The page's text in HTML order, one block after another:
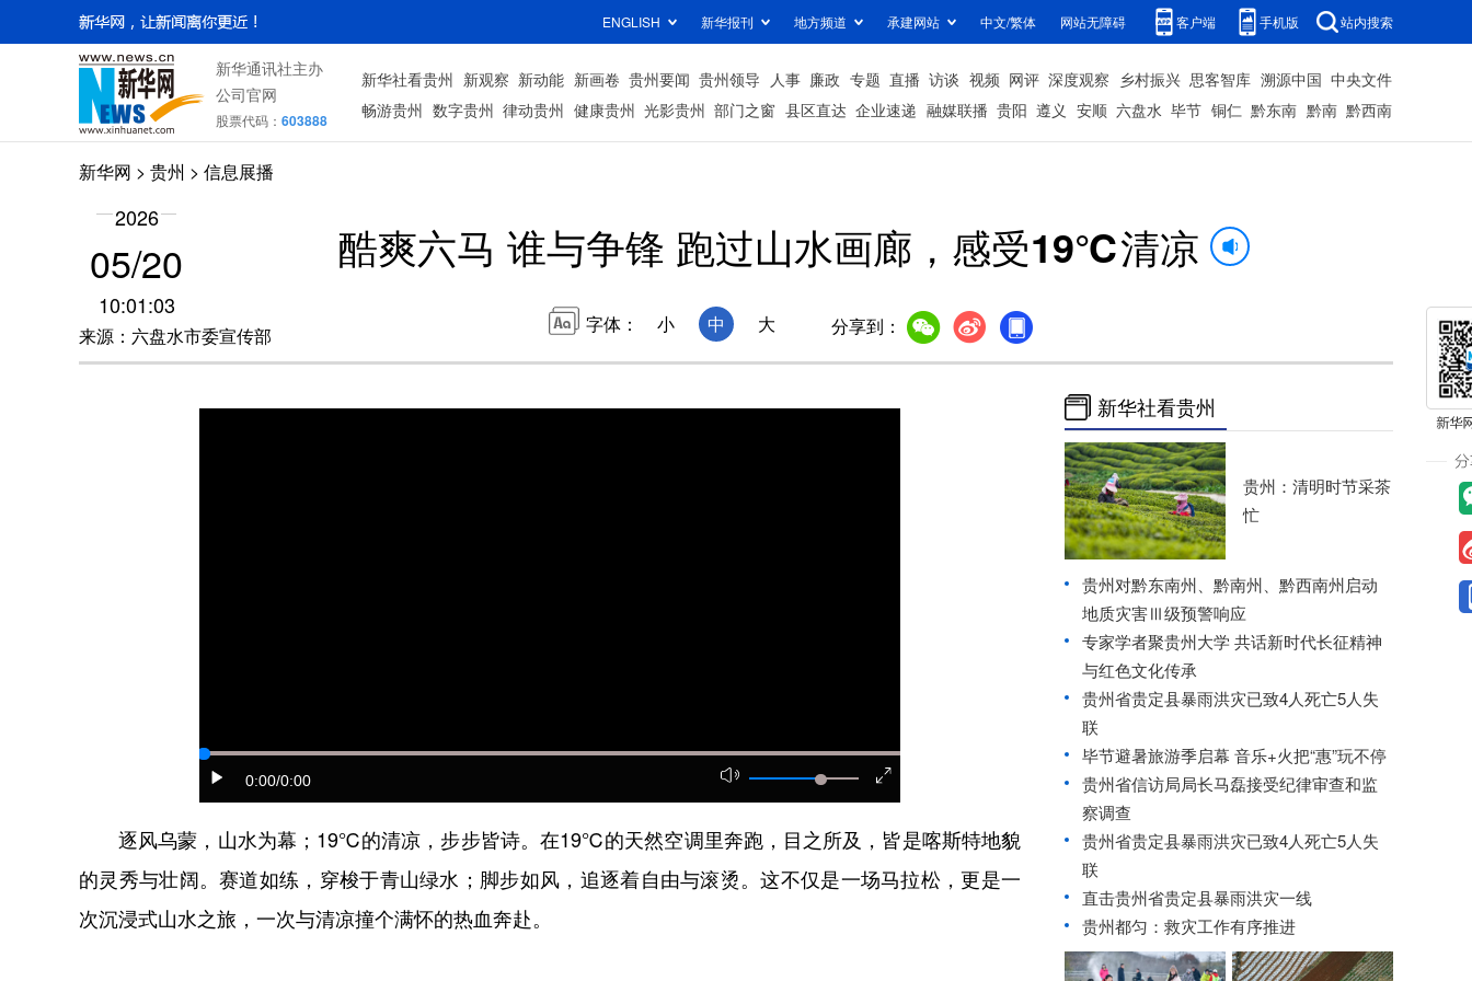
ENGLISH 新华报刊 地方频道 承建网站 中文/繁体 网站无障碍 客户端 手机版 站内搜索
新华通讯社主办
公司官网
股票代码： 603888
新华社看贵州 新观察 新动能 新画卷 贵州要闻 贵州领导 人事 廉政 专题 直播 访谈 视频 网评 深度观察 乡村振兴 思客智库 溯源中国 中央文件
畅游贵州 数字贵州 律动贵州 健康贵州 光影贵州 部门之窗 县区直达 企业速递 融媒联播 贵阳 遵义 安顺 六盘水 毕节 铜仁 黔东南 黔南 黔西南
新华网 > 贵州 > 信息展播
2026
05/20
10:01:03
来源：六盘水市委宣传部
酷爽六马 谁与争锋 跑过山水画廊，感受19℃清凉
字体： 小 中 大 分享到：
0:00/0:00
逐风乌蒙，山水为幕；19℃的清凉，步步皆诗。在19℃的天然空调里奔跑，目之所及，皆是喀斯特地貌
的灵秀与壮阔。赛道如练，穿梭于青山绿水；脚步如风，追逐着自由与滚烫。这不仅是一场马拉松，更是一
次沉浸式山水之旅，一次与清凉撞个满怀的热血奔赴。
新华社看贵州
贵州：清明时节采茶
忙
贵州对黔东南州、黔南州、黔西南州启动
地质灾害Ⅲ级预警响应
专家学者聚贵州大学 共话新时代长征精神
与红色文化传承
贵州省贵定县暴雨洪灾已致4人死亡5人失
联
毕节避暑旅游季启幕 音乐+火把“惠”玩不停
贵州省信访局局长马磊接受纪律审查和监
察调查
贵州省贵定县暴雨洪灾已致4人死亡5人失
联
直击贵州省贵定县暴雨洪灾一线
贵州都匀：救灾工作有序推进